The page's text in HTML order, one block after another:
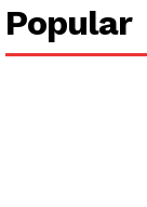
Popular